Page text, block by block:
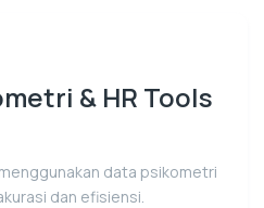
& HR Tools
data psikometri
dan efisiensi.